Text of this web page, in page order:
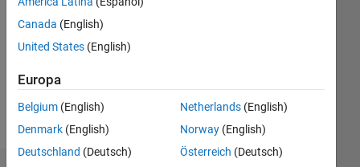
Followers:
Following:
Follow
Canada (English)
United States (English)
Europa
Belgium (English)
Denmark (English)
Deutschland (Deutsch)
Netherlands(English)
Norway(English)
Österreich (Deutsch)